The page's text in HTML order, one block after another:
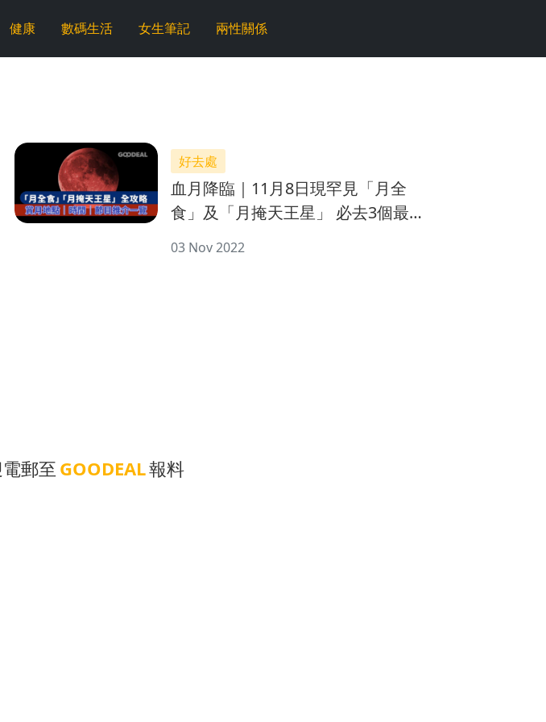
健康 數碼生活 女生筆記 兩性關係
好去處
血月降臨｜11月8日現罕見「月全
食」及「月掩天王星」 必去3個最佳
03 Nov 2022
郵至GOODEAL報料